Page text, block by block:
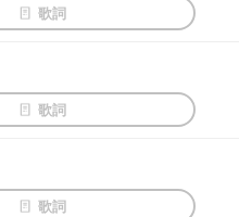
歌詞
歌詞
歌詞